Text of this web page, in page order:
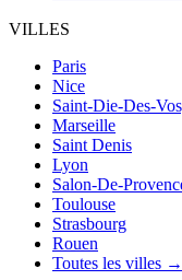
VILLES
Paris
Nice
Saint-Die-Des-
Marseille
Saint Denis
Lyon
Salon-De-
Toulouse
Strasbourg
Rouen
Toutes les villes →